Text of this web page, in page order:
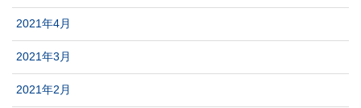
2021年4月
2021年3月
2021年2月